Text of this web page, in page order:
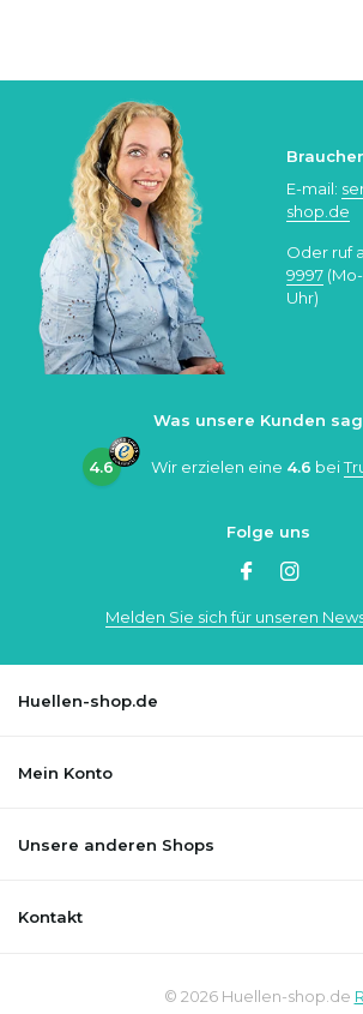
E-mail:
shop.de
Oder ruf
9997
Uhr)
Was unsere Kunden
4.6 Wir erzielen eine 4.6 bei
Folge uns
Melden Sie sich für unseren
Huellen-shop.de
Mein Konto
Unsere anderen Shops
Kontakt
© 2026 Huellen-shop.de